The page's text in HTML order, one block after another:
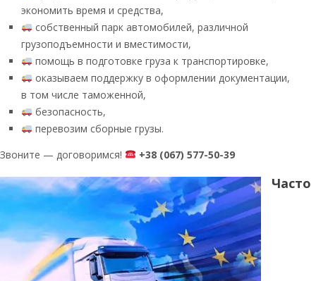
экономить время и средства,
собственный парк автомобилей, различной
грузоподъемности и вместимости,
помощь в подготовке груза к транспортировке,
оказываем поддержку в оформлении документации,
в том числе таможенной,
безопасность,
перевозим сборные грузы.
Звоните — договоримся!
+38 (067) 577-50-39
Часто